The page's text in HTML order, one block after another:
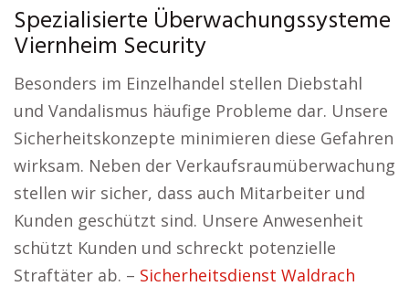
Spezialisierte Überwachungssysteme
Viernheim Security
Besonders im Einzelhandel stellen Diebstahl
und Vandalismus häufige Probleme dar. Unsere
Sicherheitskonzepte minimieren diese Gefahren
wirksam. Neben der Verkaufsraumüberwachung
stellen wir sicher, dass auch Mitarbeiter und
Kunden geschützt sind. Unsere Anwesenheit
schützt Kunden und schreckt potenzielle
Straftäter ab. – Sicherheitsdienst Waldrach